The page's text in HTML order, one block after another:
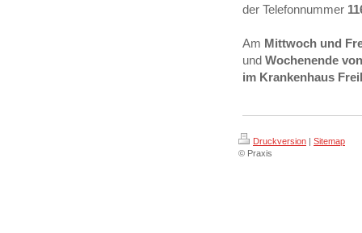
der Telefonnummer
Am Mittwoch und
und Wochenende
im Krankenhaus
Druckversion | Sitemap
© Praxis